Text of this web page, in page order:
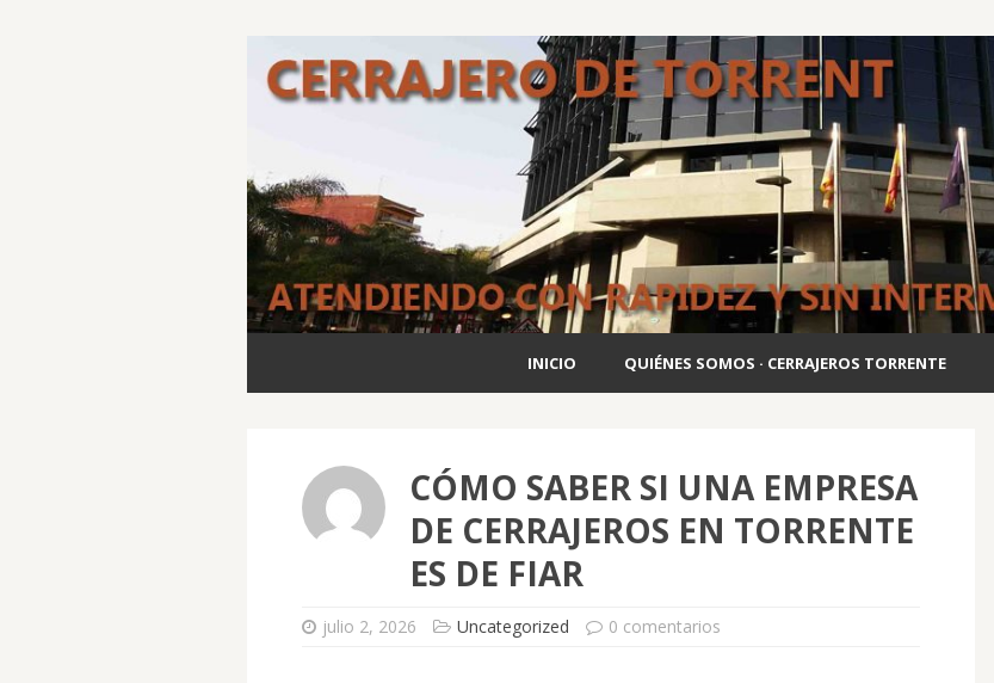
INICIO QUIÉNES SOMOS · CERRAJEROS TORRENTE
CÓMO SABER SI UNA EMPRESA
DE CERRAJEROS EN TORRENTE
ES DE FIAR
julio 2, 2026 Uncategorized 0 comentarios